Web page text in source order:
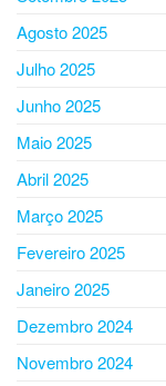
Agosto 2025
Julho 2025
Junho 2025
Maio 2025
Abril 2025
Março 2025
Fevereiro 2025
Janeiro 2025
Dezembro 2024
Novembro 2024